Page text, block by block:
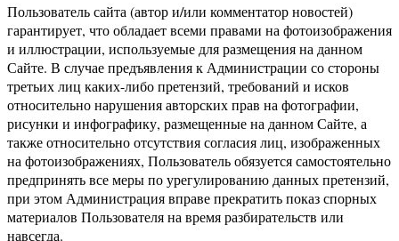
Пользователь сайта (автор и/или комментатор новостей)
гарантирует, что обладает всеми правами на фотоизображения
и иллюстрации, используемые для размещения на данном
Сайте. В случае предъявления к Администрации со стороны
третьих лиц каких-либо претензий, требований и исков
относительно нарушения авторских прав на фотографии,
рисунки и инфографику, размещенные на данном Сайте, а
также относительно отсутствия согласия лиц, изображенных
на фотоизображениях, Пользователь обязуется самостоятельно
предпринять все меры по урегулированию данных претензий,
при этом Администрация вправе прекратить показ спорных
материалов Пользователя на время разбирательств или
навсегда.